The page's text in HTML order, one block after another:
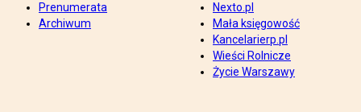
Prenumerata
Archiwum
Nexto.pl
Mała księgowość
Kancelarierp.pl
Wieści Rolnicze
Życie Warszawy